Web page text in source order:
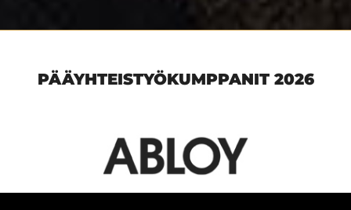
PÄÄYHTEISTYÖKUMPPANIT 2026